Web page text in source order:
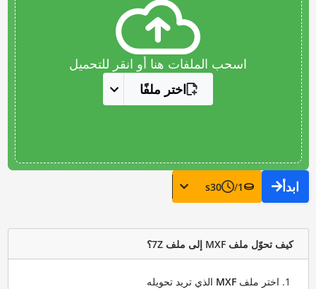
اسحب الملفات هنا أو انقر للتحميل
اختر ملفًا
ابدأ 1
/
30
s
كيف تحوّل ملف MXF إلى ملف 7Z؟
اختر ملف MXFالذي تريد تحويله